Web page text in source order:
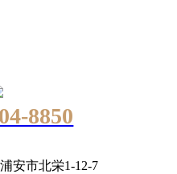
8850
安市北栄1-12-7